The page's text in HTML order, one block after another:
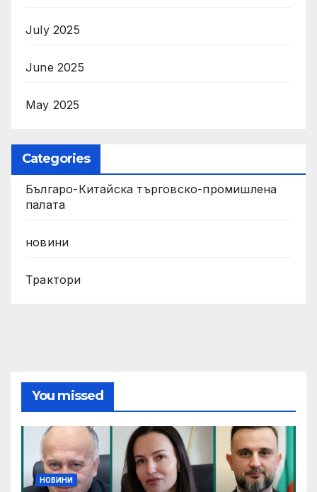
July 2025
June 2025
May 2025
Categories
Българо-Китайска търговско-промишлена
палата
новини
Трактори
You missed
НОВИНИ